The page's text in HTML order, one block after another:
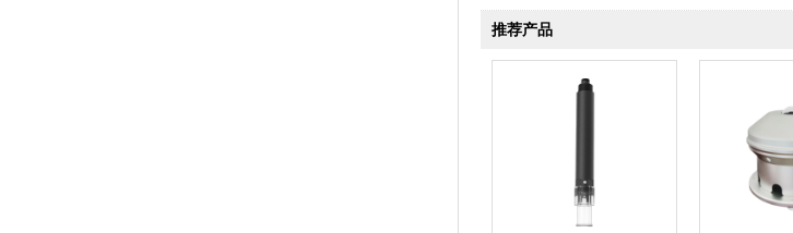
推荐产品